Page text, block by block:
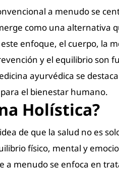
a menudo se
como una alternativa
enfoque, el cuerpo, la
y el equilibrio son
ayurvédica se
el bienestar humano.
Holística?
de que la salud no es
físico, mental y
a menudo se enfoca en